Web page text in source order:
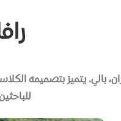
بالي.يتميز بتصميمه